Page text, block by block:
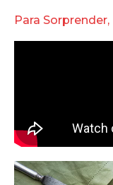
Para Sorprender,